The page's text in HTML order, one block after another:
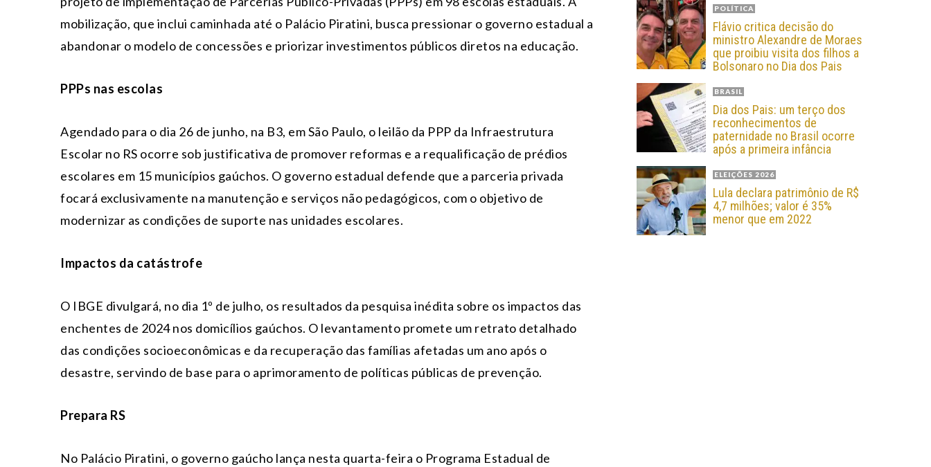
mobilização, que inclui caminhada até o Palácio Piratini, busca pressionar o governo estadual a
abandonar o modelo de concessões e priorizar investimentos públicos diretos na educação.
PPPs nas escolas
Agendado para o dia 26 de junho, na B3, em São Paulo, o leilão da PPP da Infraestrutura
Escolar no RS ocorre sob justificativa de promover reformas e a requalificação de prédios
escolares em 15 municípios gaúchos. O governo estadual defende que a parceria privada
focará exclusivamente na manutenção e serviços não pedagógicos, com o objetivo de
modernizar as condições de suporte nas unidades escolares.
Impactos da catástrofe
O IBGE divulgará, no dia 1º de julho, os resultados da pesquisa inédita sobre os impactos das
enchentes de 2024 nos domicílios gaúchos. O levantamento promete um retrato detalhado
das condições socioeconômicas e da recuperação das famílias afetadas um ano após o
desastre, servindo de base para o aprimoramento de políticas públicas de prevenção.
Prepara RS
No Palácio Piratini, o governo gaúcho lança nesta quarta-feira o Programa Estadual de
POLÍTICA
Flávio critica decisão do
ministro Alexandre de Moraes
que proibiu visita dos filhos a
Bolsonaro no Dia dos Pais
BRASIL
Dia dos Pais: um terço dos
reconhecimentos de
paternidade no Brasil ocorre
após a primeira infância
ELEIÇÕES 2026
Lula declara patrimônio de R$
4,7 milhões; valor é 35%
menor que em 2022